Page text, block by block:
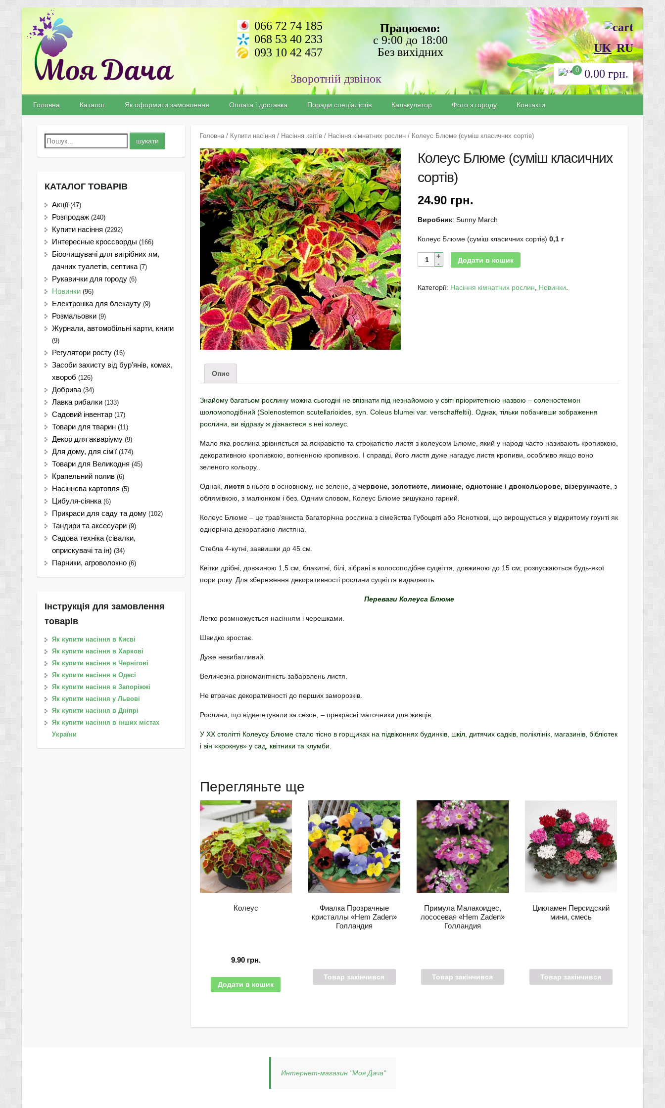
066 72 74 185
068 53 40 233
093 10 42 457
Працюємо:
с 9:00 до 18:00
Без вихідних
UK RU
0 0.00 грн.
Зворотній дзвінок
Головна Каталог Як оформити замовлення Оплата і доставка Поради спеціалістів Калькулятор Фото з городу Контакти
Головна/ Купити насіння / Насіння квітів/ Насіння кімнатних рослин/ Колеус Блюме (суміш класичних сортів)
Колеус Блюме (суміш класичних
сортів)
24.90 грн.
Виробник: Sunny March
Колеус Блюме (суміш класичних сортів)0,1 г
Додати в кошик
Категорії: Насіння кімнатних рослин Новинки
Опис
Знайому багатьом рослину можна сьогодні не впізнати під незнайомою у світі пріоритетною назвою – соленостемон
шоломоподібний (Solenostemon scutellarioides, syn. Coleus blumei var. verschaffeltii). Однак, тільки побачивши зображення
рослини, ви відразу ж дізнаєтеся в неі колеус.
Мало яка рослина зрівняється за яскравістю та строкатістю листя з колеусом Блюме, який у народі часто називають кропивкою,
декоративною кропивкою, вогненною кропивкою. І справді, його листя дуже нагадує листя кропиви, особливо якщо воно
зеленого кольору..
Однак, листяв нього в основному, не зелене, а червоне, золотисте, лимонне, однотонне і двокольорове, візерунчасте, з
облямівкою, з малюнком і без. Одним словом, Колеус Блюме вишукано гарний.
Колеус Блюме – це трав’яниста багаторічна рослина з сімейства Губоцвіті або Ясноткові, що вирощується у відкритому грунті як
однорічна декоративно-листяна.
Стебла 4-кутні, заввишки до 45 см.
Квітки дрібні, довжиною 1,5 см, блакитні, білі, зібрані в колосоподібне суцвіття, довжиною до 15 см; розпускаються будь-якої
пори року. Для збереження декоративності рослини суцвіття видаляють.
Переваги Колеуса Блюме
Легко розмножується насінням і черешками.
Швидко зростає.
Дуже невибагливий.
Величезна різноманітність забарвлень листя.
Не втрачає декоративності до перших заморозків.
Рослини, що відвегетували за сезон, – прекрасні маточники для живців.
У XX столітті Колеусу Блюме стало тісно в горщиках на підвіконнях будинків, шкіл, дитячих садків, поліклінік, магазинів, бібліотек
і він «крокнув» у сад, квітники та клумби.
Перегляньте ще
Колеус
9.90 грн.
Додати в кошик
Фиалка Прозрачные
кристаллы «Hem Zaden»
Голландия
Товар закінчився
Примула Малакоидес,
лососевая «Hem Zaden»
Голландия
Товар закінчився
Цикламен Персидский
мини, смесь
Товар закінчився
КАТАЛОГ ТОВАРІВ
Акції (47)
Розпродаж (240)
Купити насіння (2292)
Интересные кроссворды (166)
Біоочищувачі для вигрібних ям,
дачних туалетів, септика (7)
Рукавички для городу (6)
Новинки (96)
Електроніка для блекауту (9)
Розмальовки (9)
Журнали, автомобільні карти, книги
(9)
Регулятори росту (16)
Засоби захисту від бур'янів, комах,
хвороб (126)
Добрива (34)
Лавка рибалки (133)
Садовий інвентар (17)
Товари для тварин (11)
Декор для акваріуму (9)
Для дому, для сім'ї (174)
Товари для Великодня (45)
Крапельний полив (6)
Насіннєва картопля (5)
Цибуля-сіянка (6)
Прикраси для саду та дому (102)
Тандири та аксесуари (9)
Садова техніка (сівалки,
оприскувачі та ін) (34)
Парники, агроволокно (6)
Інструкція для замовлення
товарів
Як купити насіння в Києві
Як купити насіння в Харкові
Як купити насіння в Чернігові
Як купити насіння в Одесі
Як купити насіння в Запоріжжі
Як купити насіння у Львові
Як купити насіння в Дніпрі
Як купити насіння в інших містах
України
Интернет-магазин "Моя Дача"